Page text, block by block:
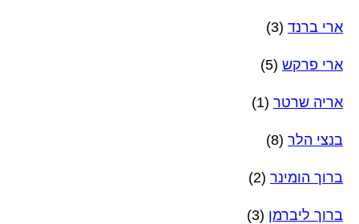
ארי ברנד (3)
ארי פרקש (5)
אריה שרטר (1)
בנצי הלר (8)
ברוך הומינר (2)
ברוך ליברמן (3)